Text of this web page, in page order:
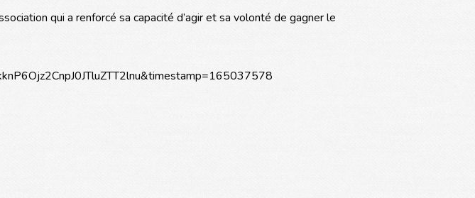
qui a renforcé sa capacité d’agir et sa volonté de gagner le